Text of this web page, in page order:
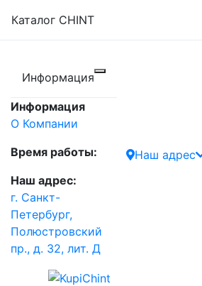
Каталог CHINT
Информация
Информация
О Компании
Время работы:
Наш адрес:
г. Санкт-
Петербург,
Полюстровский
пр., д. 32, лит. Д
Наш адрес